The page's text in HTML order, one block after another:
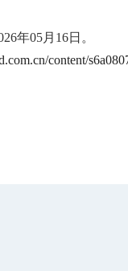
年05月16日。
content/